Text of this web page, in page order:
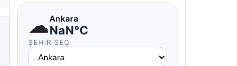
☁Ankara
NaN°C
ŞEHIR SEÇ